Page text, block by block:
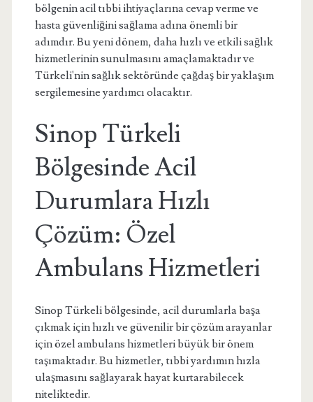
bölgenin acil tıbbi ihtiyaçlarına cevap verme ve
hasta güvenliğini sağlama adına önemli bir
adımdır. Bu yeni dönem, daha hızlı ve etkili sağlık
hizmetlerinin sunulmasını amaçlamaktadır ve
Türkeli'nin sağlık sektöründe çağdaş bir yaklaşım
sergilemesine yardımcı olacaktır.
Sinop Türkeli
Bölgesinde Acil
Durumlara Hızlı
Çözüm: Özel
Ambulans Hizmetleri
Sinop Türkeli bölgesinde, acil durumlarla başa
çıkmak için hızlı ve güvenilir bir çözüm arayanlar
için özel ambulans hizmetleri büyük bir önem
taşımaktadır. Bu hizmetler, tıbbi yardımın hızla
ulaşmasını sağlayarak hayat kurtarabilecek
niteliktedir.